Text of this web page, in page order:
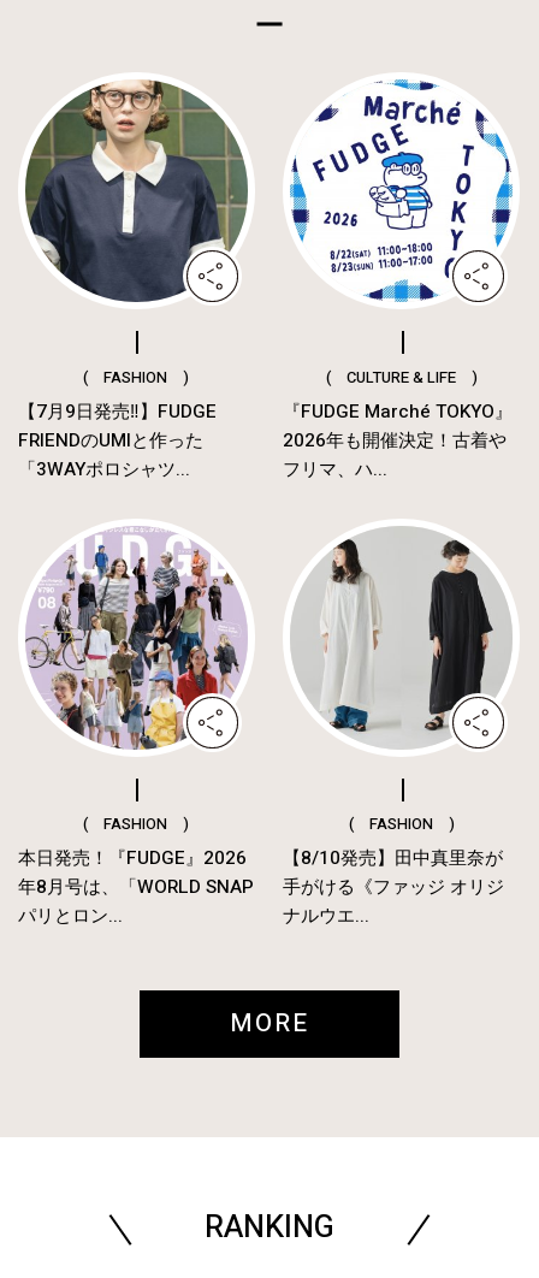
( FASHION )
【7月9日発売‼︎】FUDGE
FRIENDのUMIと作った
「3WAYポロシャツ...
( CULTURE & LIFE )
『FUDGE Marché TOKYO』
2026年も開催決定！古着や
フリマ、ハ...
( FASHION )
本日発売！『FUDGE』2026
年8月号は、「WORLD SNAP
パリとロン...
( FASHION )
【8/10発売】田中真里奈が
手がける《ファッジ オリジ
ナルウエ...
MORE
RANKING